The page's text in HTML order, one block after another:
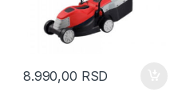
8.990,00 RSD